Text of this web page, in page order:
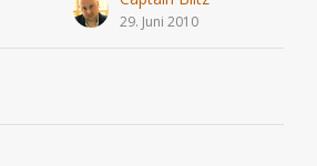
29. Juni 2010